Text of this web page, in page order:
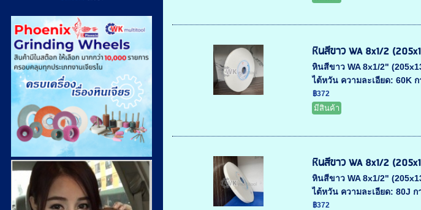
หินสีขาว WA 8x1/2
หินสีขาว WA 8x1/2"
ไต้หวัน ความละเอียด: 60K
฿372
มีสินค้า
หินสีขาว WA 8x1/2
หินสีขาว WA 8x1/2"
ไต้หวัน ความละเอียด: 80J ก
฿372